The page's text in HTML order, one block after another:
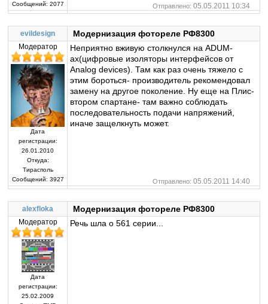
Сообщений: 2077 Отправлено: 05.05.2011 10:34
evildesign Модернизация фотореле РФ8300
Модератор
Дата
регистрации:
26.01.2010
Откуда:
Тирасполь
Сообщений: 3927
Неприятно вживую столкнулся на ADUM-
ах(цифровые изоляторы интерфейсов от
Analog devices). Там как раз очень тяжело с
этим бороться- производитель рекомендовал
замену на другое поколение. Ну еще на Плис-
втором спартане- там важно соблюдать
последовательность подачи напряжений,
иначе защелкнуть может.
Отправлено: 05.05.2011 14:40
alexfloka Модернизация фотореле РФ8300
Модератор
Дата
регистрации:
25.02.2009
Речь шла о 561 серии...